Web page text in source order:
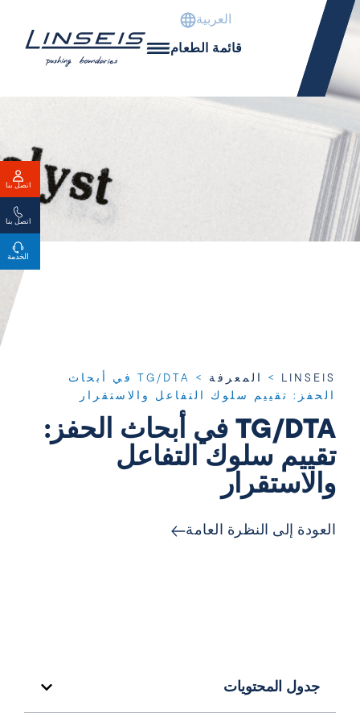
العربية
قائمة الطعام
LINSEIS
> المعرفة >
TG/DTA في أبحاث
الحفز: تقييم سلوك التفاعل والاستقرار
TG/DTA في أبحاث الحفز:
تقييم سلوك التفاعل
والاستقرار
العودة إلى النظرة العامة
جدول المحتويات
اتصل بنا
اتصل بنا
الخدمة